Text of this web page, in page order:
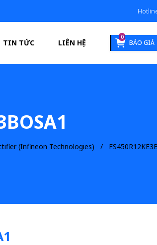
TIN TỨC LIÊN HỆ
0
BÁO GIÁ
(Infineon Technologies)